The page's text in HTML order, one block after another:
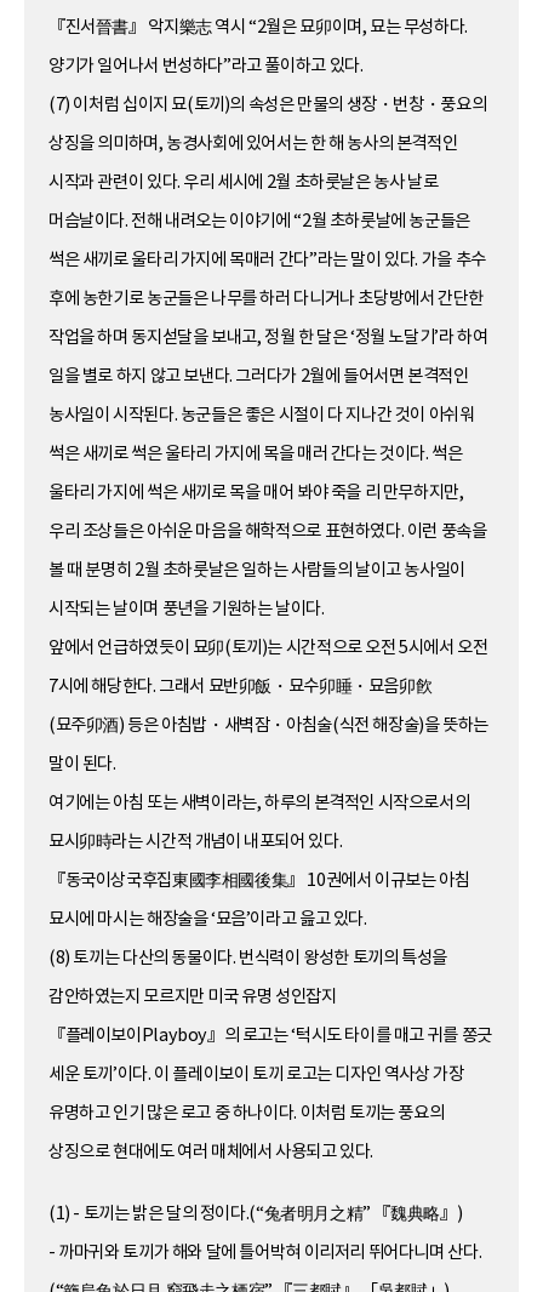
『진서晉書』 악지樂志 역시 “2월은 묘卯이며, 묘는 무성하다.
양기가 일어나서 번성하다”라고 풀이하고 있다.
(7) 이처럼 십이지 묘(토끼)의 속성은 만물의 생장・번창・풍요의
상징을 의미하며, 농경사회에 있어서는 한 해 농사의 본격적인
시작과 관련이 있다. 우리 세시에 2월 초하룻날은 농사 날로
머슴날이다. 전해 내려오는 이야기에 “2월 초하룻날에 농군들은
썩은 새끼로 울타리 가지에 목매러 간다”라는 말이 있다. 가을 추수
후에 농한기로 농군들은 나무를 하러 다니거나 초당방에서 간단한
작업을 하며 동지섣달을 보내고, 정월 한 달은 ‘정월 노달기’라 하여
일을 별로 하지 않고 보낸다. 그러다가 2월에 들어서면 본격적인
농사일이 시작된다. 농군들은 좋은 시절이 다 지나간 것이 아쉬워
썩은 새끼로 썩은 울타리 가지에 목을 매러 간다는 것이다. 썩은
울타리 가지에 썩은 새끼로 목을 매어 봐야 죽을 리 만무하지만,
우리 조상들은 아쉬운 마음을 해학적으로 표현하였다. 이런 풍속을
볼 때 분명히 2월 초하룻날은 일하는 사람들의 날이고 농사일이
시작되는 날이며 풍년을 기원하는 날이다.
앞에서 언급하였듯이 묘卯(토끼)는 시간적으로 오전 5시에서 오전
7시에 해당한다. 그래서 묘반卯飯・묘수卯睡・묘음卯飮
(묘주卯酒) 등은 아침밥・새벽잠・아침술(식전 해장술)을 뜻하는
말이 된다.
여기에는 아침 또는 새벽이라는, 하루의 본격적인 시작으로서의
묘시卯時라는 시간적 개념이 내포되어 있다.
『동국이상국후집東國李相國後集』 10권에서 이규보는 아침
묘시에 마시는 해장술을 ‘묘음’이라고 읊고 있다.
(8) 토끼는 다산의 동물이다. 번식력이 왕성한 토끼의 특성을
감안하였는지 모르지만 미국 유명 성인잡지
『플레이보이Playboy』의 로고는 ‘턱시도 타이를 매고 귀를 쫑긋
세운 토끼’이다. 이 플레이보이 토끼 로고는 디자인 역사상 가장
유명하고 인기 많은 로고 중 하나이다. 이처럼 토끼는 풍요의
상징으로 현대에도 여러 매체에서 사용되고 있다.
(1) - 토끼는 밝은 달의 정이다.(“兔者明月之精” 『魏典略』)
- 까마귀와 토끼가 해와 달에 틀어박혀 이리저리 뛰어다니며 산다.